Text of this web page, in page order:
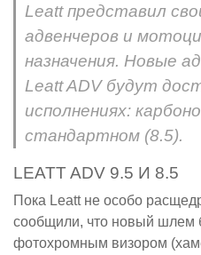
Leatt представил
адвенчеров и
назначения. Новые
Leatt ADV будут
исполнениях:
стандартном (8.5).
LEATT ADV 9.5 И 8.5
Пока Leatt не особо
сообщили, что новый шлем
фотохромным визором